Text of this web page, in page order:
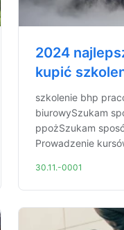
2024
kupić
szkolenie bhp
biurowySzukam
ppożSzukam
Prowadzenie
30.11.-0001